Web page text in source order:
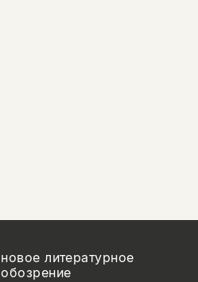
новое литературное
обозрение